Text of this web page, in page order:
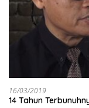
16/03/2019
14 Tahun